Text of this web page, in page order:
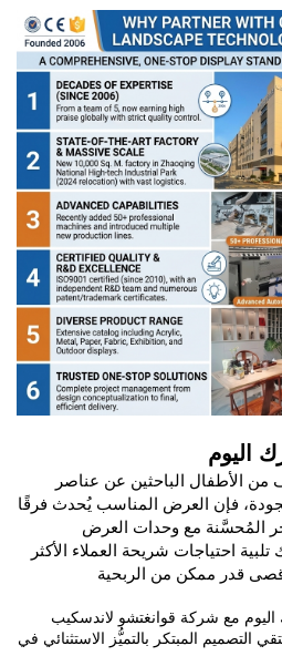
الأطفال الباحثين عن عناصر
فإن العرض المناسب يُحدث فرقًا
المُحسَّنة مع وحدات العرض
احتياجات شريحة العملاء الأكثر
مع شركة قوانغتشو لاندسكيب
التصميم المبتكر بالتميُّز الاستثنائي في